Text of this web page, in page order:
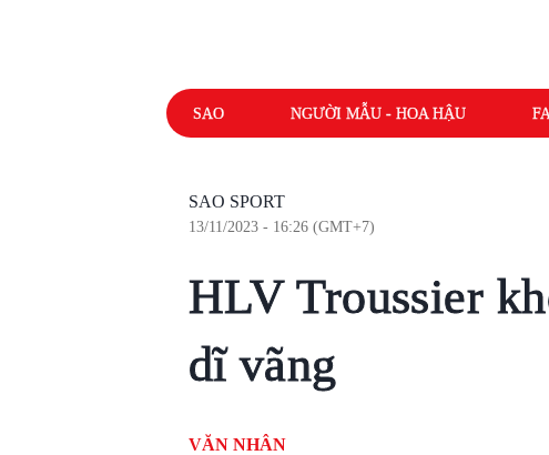
SAO NGƯỜI MẪU - HOA HẬU
SAO SPORT
13/11/2023 - 16:26 (GMT+7)
HLV Troussier
dĩ vãng
VĂN NHÂN